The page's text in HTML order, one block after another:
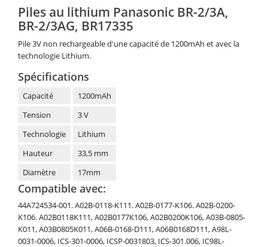
Piles au lithium Panasonic BR-2/3A,
BR-2/3AG, BR17335
Pile 3V non rechargeable d'une capacité de 1200mAh et avec la
technologie Lithium.
Spécifications
Capacité
1200mAh
Tension
3 V
Technologie
Lithium
Hauteur
33,5 mm
Diamètre
17mm
Compatible avec:
44A724534-001. A02B-0118-K111. A02B-0177-K106. A02B-0200-
K106. A02B0118K111, A02B0177K106, A02B0200K106, A03B-0805-
K011, A03B0805K011, A06B-0168-D111, A06B0168D111, A98L-
0031-0006, ICS-301-0006, ICSP-0031803, ICS-301.006, IC98L-